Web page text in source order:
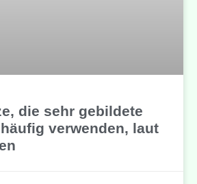
die sehr gebildete
verwenden, laut